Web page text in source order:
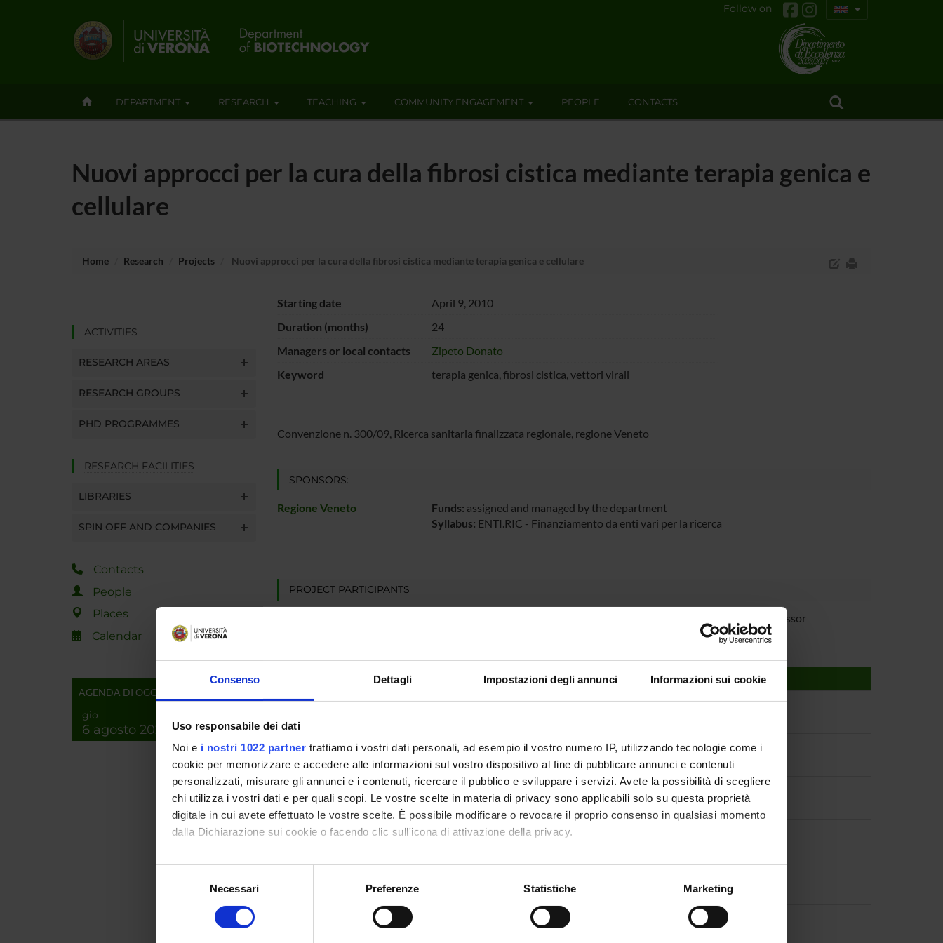
Consenso Dettagli Impostazioni degli annunci Informazioni sui cookie
Uso responsabile dei dati
Noi e i nostri 1022 partner trattiamo i vostri dati personali, ad esempio il vostro numero IP, utilizzando tecnologie come i
cookie per memorizzare e accedere alle informazioni sul vostro dispositivo al fine di pubblicare annunci e contenuti
personalizzati, misurare gli annunci e i contenuti, ricercare il pubblico e sviluppare i servizi. Avete la possibilità di scegliere
chi utilizza i vostri dati e per quali scopi. Le vostre scelte in materia di privacy sono applicabili solo su questa proprietà
digitale in cui avete effettuato le vostre scelte. È possibile modificare o revocare il proprio consenso in qualsiasi momento
dalla Dichiarazione sui cookie o facendo clic sull'icona di attivazione della privacy.
Con il tuo consenso, vorremmo anche:
raccogliere informazioni sulla tua posizione geografica, con un'approssimazione di qualche metro,
digitali).
Necessari Preferenze Statistiche Marketing
Follow on
DEPARTMENT RESEARCH TEACHING COMMUNITY ENGAGEMENT PEOPLE CONTACTS
Nuovi approcci per la cura della fibrosi cistica mediante terapia genica e
cellulare
Home Research Projects Nuovi approcci per la cura della fibrosi cistica mediante terapia genica e cellulare
ACTIVITIES
RESEARCH AREAS
RESEARCH GROUPS
PHD PROGRAMMES
RESEARCH FACILITIES
LIBRARIES
SPIN OFF AND COMPANIES
Contacts
People
Places
Calendar
AGENDA DI OGGI
gio
6 agosto 2026
Starting date
April 9, 2010
Duration (months)
24
Managers or local contacts
Zipeto Donato
Keyword
terapia genica, fibrosi cistica, vettori virali
Convenzione n. 300/09, Ricerca sanitaria finalizzata regionale, regione Veneto
SPONSORS:
Regione Veneto Funds: assigned and managed by the department
Syllabus: ENTI.RIC - Finanziamento da enti vari per la ricerca
PROJECT PARTICIPANTS
Full Professor
RESEARCH AREAS INVOLVED IN THE PROJECT
Proteomica strutturale, funzionale e di espressione
Biochemistry & Molecular Biology (DBT)
Biochimica e Biologia Molecolare
Biochemistry & Molecular Biology (DBT) (DBT)
Proteomica strutturale, funzionale e di espressione
Biochemistry & Molecular Biology (DM) (DM)
Biochimica e Biologia Molecolare
Biochemistry & Molecular Biology (DNBM) (DNBM)
Biochimica e Biologia Molecolare